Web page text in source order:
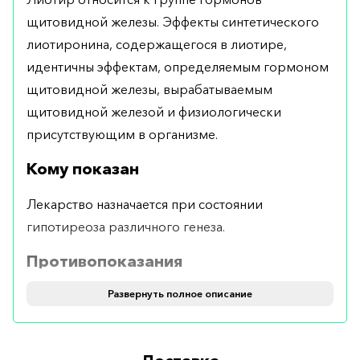
щитовидной железы. Эффекты синтетического
лиотиронина, содержащегося в лиотире,
идентичны эффектам, определяемым гормоном
щитовидной железы, вырабатываемым
щитовидной железой и физиологически
присутствующим в организме.
Кому показан
Лекарство назначается при состоянии
гипотиреоза различного генеза.
Противопоказания
Запрещено принимать медикамент больным с
диагностированным тиреотоксикозом, а также
Развернуть полное описание